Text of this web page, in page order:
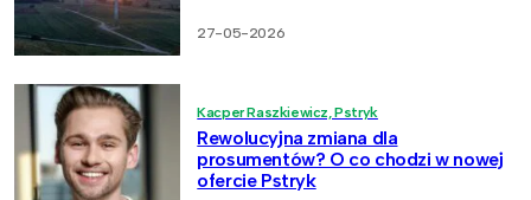
27-05-2026
Kacper Raszkiewicz, Pstryk
Rewolucyjna zmiana dla
prosumentów? O co chodzi w nowej
ofercie Pstryk